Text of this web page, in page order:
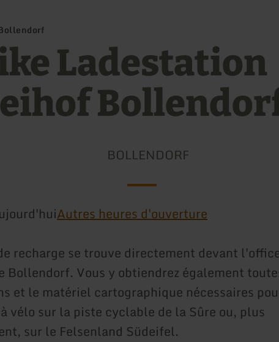
Ladestation
BOLLENDORF
Autres heures d'ouverture
recharge se trouve directement devant
Bollendorf. Vous y obtiendrez également
et le matériel cartographique nécessaires
vélo sur la piste cyclable de la Sûre ou, plus
sur le Felsenland Südeifel.